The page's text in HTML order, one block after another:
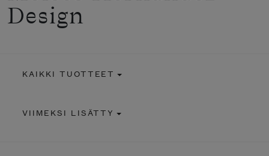
Haku
Design
KAIKKI TUOTTEET
VIIMEKSI LISÄTTY